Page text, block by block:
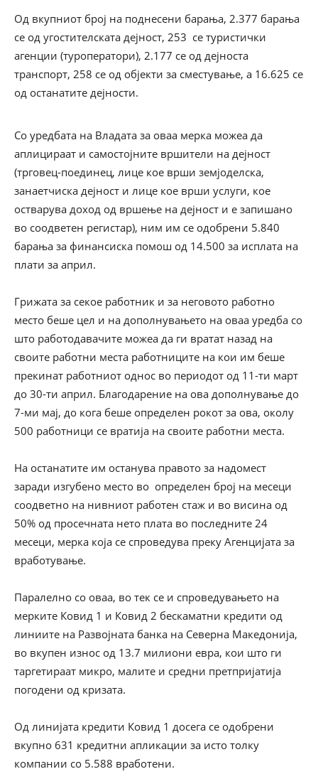
Од вкупниот број на поднесени барања, 2.377 барања
се од угостителската дејност, 253 се туристички
агенции (туроператори), 2.177 се од дејноста
транспорт, 258 се од објекти за сместување, а 16.625 се
од останатите дејности.
Со уредбата на Владата за оваа мерка можеа да
аплицираат и самостојните вршители на дејност
(трговец-поединец, лице кое врши земјоделска,
занаетчиска дејност и лице кое врши услуги, кое
остварува доход од вршење на дејност и е запишано
во соодветен регистар), ним им се одобрени 5.840
барања за финансиска помош од 14.500 за исплата на
плати за април.
Грижата за секое работник и за неговото работно
место беше цел и на дополнувањето на оваа уредба со
што работодавачите можеа да ги вратат назад на
своите работни места работниците на кои им беше
прекинат работниот однос во периодот од 11-ти март
до 30-ти април. Благодарение на ова дополнување до
7-ми мај, до кога беше определен рокот за ова, околу
500 работници се вратија на своите работни места.
На останатите им останува правото за надомест
заради изгубено место во определен број на месеци
соодветно на нивниот работен стаж и во висина од
50% од просечната нето плата во последните 24
месеци, мерка која се спроведува преку Агенцијата за
вработување.
Паралелно со оваа, во тек се и спроведувањето на
мерките Ковид 1 и Ковид 2 бескаматни кредити од
линиите на Развојната банка на Северна Македонија,
во вкупен износ од 13.7 милиони евра, кои што ги
таргетираат микро, малите и средни претпријатија
погодени од кризата.
Од линијата кредити Ковид 1 досега се одобрени
вкупно 631 кредитни апликации за исто толку
компании со 5.588 вработени.